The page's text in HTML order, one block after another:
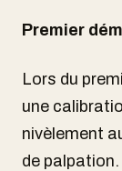
Premier
Lors du
une
nivèlement
de